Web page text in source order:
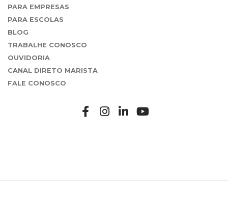
PARA EMPRESAS
PARA ESCOLAS
BLOG
TRABALHE CONOSCO
OUVIDORIA
CANAL DIRETO MARISTA
FALE CONOSCO